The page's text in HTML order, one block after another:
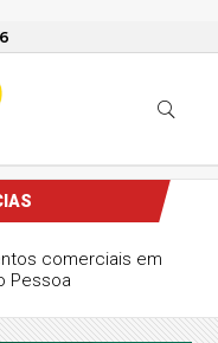
comerciais em
Pessoa